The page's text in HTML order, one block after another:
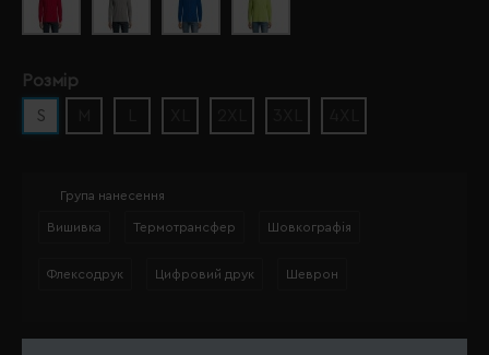
Розмір
S
Група нанесення
Вишивка Термотрансфер Шовкографія
Флексодрук Цифровий друк Шеврон